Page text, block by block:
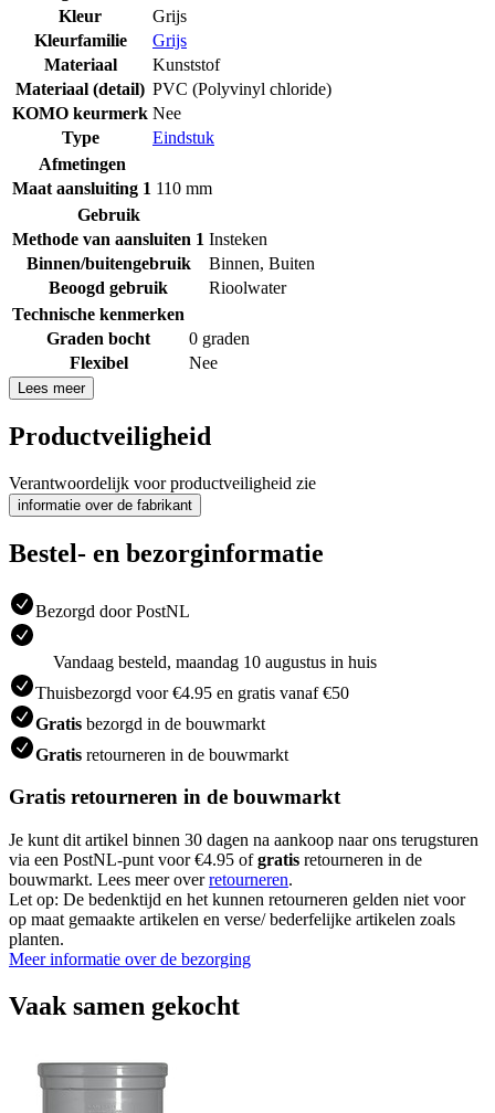
Kleur
Grijs
Kleurfamilie
Grijs
Materiaal
Kunststof
Materiaal (detail) PVC (Polyvinyl chloride)
KOMO keurmerk Nee
Type
Eindstuk
Afmetingen
Maat aansluiting 1 110 mm
Gebruik
Methode van aansluiten 1 Insteken
Binnen/buitengebruik
Binnen, Buiten
Beoogd gebruik
Rioolwater
Technische kenmerken
Graden bocht
0 graden
Flexibel
Nee
Lees meer
Productveiligheid
Verantwoordelijk voor productveiligheid zie
informatie over de fabrikant
Bestel- en bezorginformatie
Bezorgd door PostNL
Vandaag besteld, maandag 10 augustus in huis
Thuisbezorgd voor €4.95 en gratis vanaf €50
Gratis bezorgd in de bouwmarkt
Gratis retourneren in de bouwmarkt
Gratis retourneren in de bouwmarkt
Je kunt dit artikel binnen 30 dagen na aankoop naar ons terugsturen
via een PostNL-punt voor €4.95 ofgratis retourneren in de
bouwmarkt. Lees meer overretourneren.
Let op: De bedenktijd en het kunnen retourneren gelden niet voor
op maat gemaakte artikelen en verse/ bederfelijke artikelen zoals
planten.
Meer informatie over de bezorging
Vaak samen gekocht